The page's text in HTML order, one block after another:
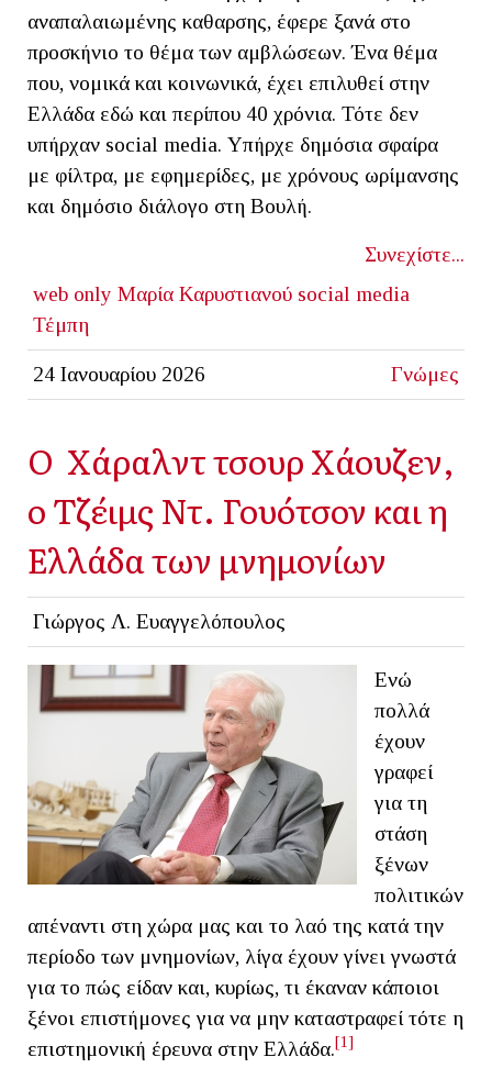
αναπαλαιωμένης καθαρσης, έφερε ξανά στο
προσκήνιο το θέμα των αμβλώσεων. Ένα θέμα
που, νομικά και κοινωνικά, έχει επιλυθεί στην
Ελλάδα εδώ και περίπου 40 χρόνια. Τότε δεν
υπήρχαν social media. Υπήρχε δημόσια σφαίρα
με φίλτρα, με εφημερίδες, με χρόνους ωρίμανσης
και δημόσιο διάλογο στη Βουλή.
Συνεχίστε...
web only Μαρία Καρυστιανού social media
Τέμπη
24 Ιανουαρίου 2026 Γνώμες
Ο Χάραλντ τσουρ Χάουζεν,
o Τζέιμς Ντ. Γουότσον και η
Ελλάδα των μνημονίων
Γιώργος Λ. Ευαγγελόπουλος
Ενώ
πολλά
έχουν
γραφεί
για τη
στάση
ξένων
πολιτικών
απέναντι στη χώρα μας και το λαό της κατά την
περίοδο των μνημονίων, λίγα έχουν γίνει γνωστά
για το πώς είδαν και, κυρίως, τι έκαναν κάποιοι
ξένοι επιστήμονες για να μην καταστραφεί τότε η
επιστημονική έρευνα στην Ελλάδα.[1]